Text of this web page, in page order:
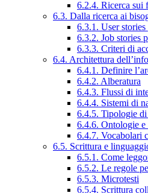
6.2.4. Ricerca sui
6.3. Dalla ricerca ai
6.3.1. User
6.3.2. Job stories
6.3.3. Criteri di
6.4. Architettura
6.4.1. Definire
6.4.2. Alberatura
6.4.3. Flussi di
6.4.4. Sistemi di
6.4.5. Tipologie
6.4.6. Ontologie e
6.4.7. Vocabolari
6.5. Scrittura e
6.5.1. Come
6.5.2. Le regole
6.5.3. Microtesti
6.5.4. Scrittura